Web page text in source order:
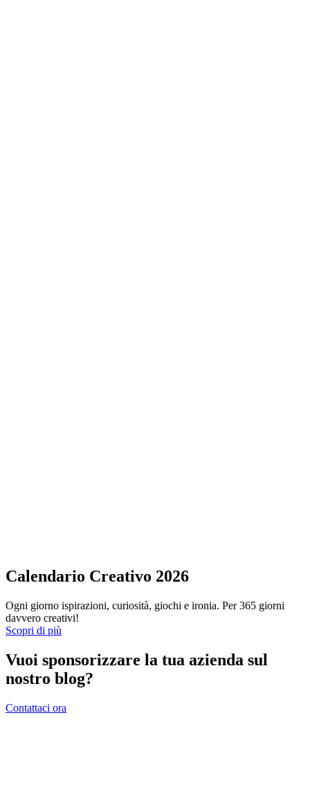
Calendario Creativo 2026
Ogni giorno ispirazioni, curiosità, giochi e ironia. Per 365 giorni
davvero creativi!
Scopri di più
Vuoi sponsorizzare la tua azienda sul
nostro blog?
Contattaci ora